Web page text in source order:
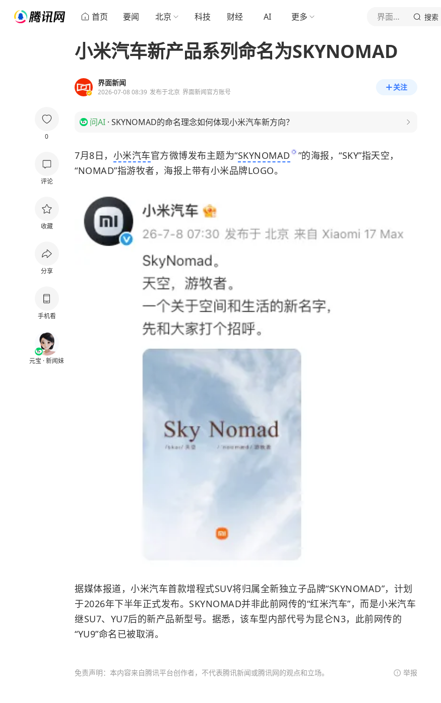
首页 要闻 北京 科技 财经 AI 更多 界面新闻 搜索
0
评论
收藏
分享
手机看
元宝 · 新闻妹
小米汽车新产品系列命名为SKYNOMAD
界面新闻
2026-07-08 08:39 发布于北京 界面新闻官方账号
关注
问AI · SKYNOMAD的命名理念如何体现小米汽车新方向？
7月8日， 小米汽车官方微博发布主题为“SKYNOMAD
”的海报，“SKY”指天空，
“NOMAD”指游牧者，海报上带有小米品牌LOGO。
据媒体报道，小米汽车首款增程式SUV将归属全新独立子品牌“SKYNOMAD”，计划
于2026年下半年正式发布。SKYNOMAD并非此前网传的“红米汽车”，而是小米汽车
继SU7、YU7后的新产品新型号。据悉，该车型内部代号为昆仑N3，此前网传的
“YU9”命名已被取消。
免责声明：本内容来自腾讯平台创作者，不代表腾讯新闻或腾讯网的观点和立场。 举报